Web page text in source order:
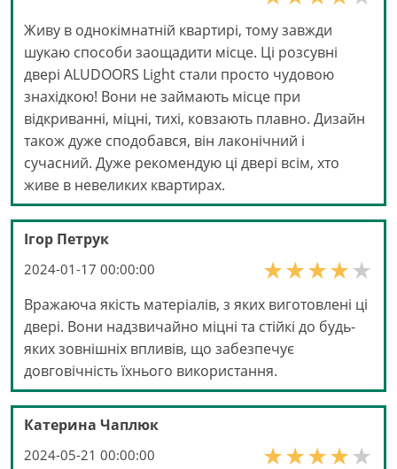
Живу в однокімнатній квартирі, тому завжди
шукаю способи заощадити місце. Ці розсувні
двері ALUDOORS Light стали просто чудовою
знахідкою! Вони не займають місце при
відкриванні, міцні, тихі, ковзають плавно. Дизайн
також дуже сподобався, він лаконічний і
сучасний. Дуже рекомендую ці двері всім, хто
живе в невеликих квартирах.
Ігор Петрук
2024-01-17 00:00:00
Вражаюча якість матеріалів, з яких виготовлені ці
двері. Вони надзвичайно міцні та стійкі до будь-
яких зовнішніх впливів, що забезпечує
довговічність їхнього використання.
Катерина Чаплюк
2024-05-21 00:00:00